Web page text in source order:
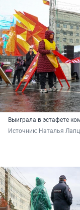
Выиграла в эстафете
Источник: Наталья